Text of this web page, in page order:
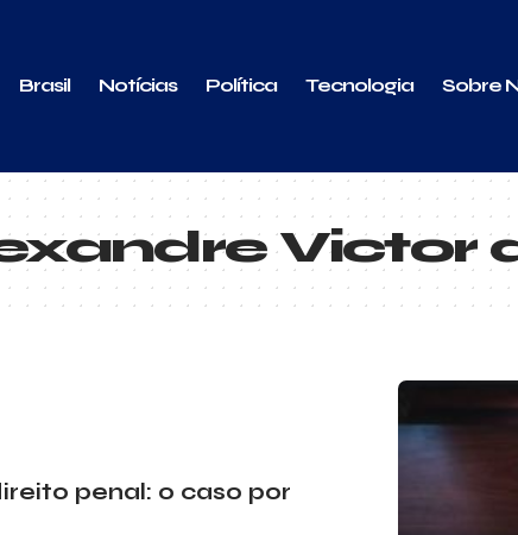
Brasil Notícias Política Tecnologia Sobre
Victor
penal: o caso por